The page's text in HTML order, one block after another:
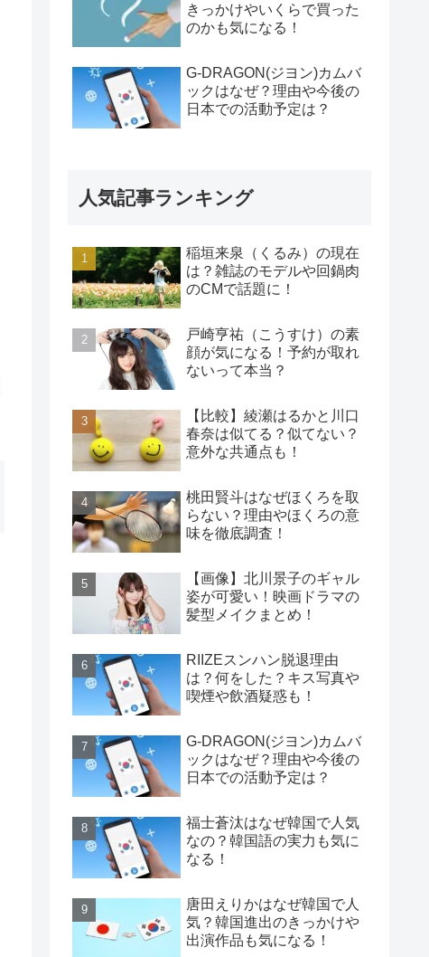
きっかけやいくらで買った
のかも気になる！
G-DRAGON(ジヨン)カムバ
ックはなぜ？理由や今後の
日本での活動予定は？
人気記事ランキング
稲垣来泉（くるみ）の現在
は？雑誌のモデルや回鍋肉
のCMで話題に！
戸崎亨祐（こうすけ）の素
顔が気になる！予約が取れ
ないって本当？
【比較】綾瀬はるかと川口
春奈は似てる？似てない？
意外な共通点も！
桃田賢斗はなぜほくろを取
らない？理由やほくろの意
味を徹底調査！
【画像】北川景子のギャル
姿が可愛い！映画ドラマの
髪型メイクまとめ！
RIIZEスンハン脱退理由
は？何をした？キス写真や
喫煙や飲酒疑惑も！
G-DRAGON(ジヨン)カムバ
ックはなぜ？理由や今後の
日本での活動予定は？
福士蒼汰はなぜ韓国で人気
なの？韓国語の実力も気に
なる！
唐田えりかはなぜ韓国で人
気？韓国進出のきっかけや
出演作品も気になる！